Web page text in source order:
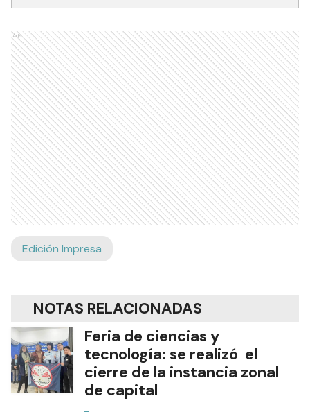
Ads
Edición Impresa
NOTAS RELACIONADAS
Feria de ciencias y
tecnología: se realizó el
cierre de la instancia zonal
de capital